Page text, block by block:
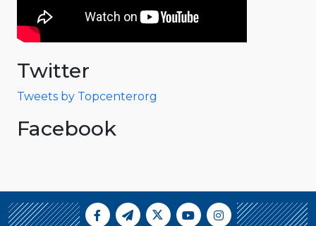
Twitter
Tweets by Topcenterorg
Facebook